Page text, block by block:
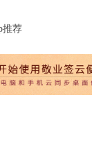
推荐